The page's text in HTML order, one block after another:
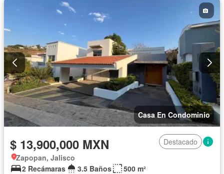
Casa En Condominio
$ 13,900,000 MXN
Destacado
Zapopan, Jalisco
2 Recámaras
3.5 Baños
500 m²